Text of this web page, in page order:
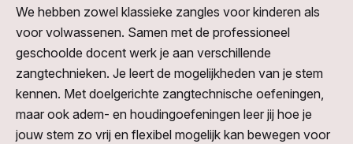
We hebben zowel klassieke zangles voor kinderen als
voor volwassenen. Samen met de professioneel
geschoolde docent werk je aan verschillende
zangtechnieken. Je leert de mogelijkheden van je stem
kennen. Met doelgerichte zangtechnische oefeningen,
maar ook adem- en houdingoefeningen leer jij hoe je
jouw stem zo vrij en flexibel mogelijk kan bewegen voor